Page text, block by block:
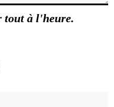
à l'heure.